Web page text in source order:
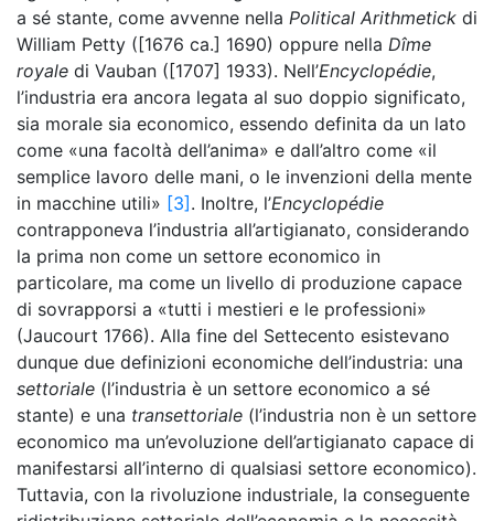
a sé stante, come avvenne nella Political Arithmetick di
William Petty ([1676 ca.] 1690) oppure nella Dîme
royale di Vauban ([1707] 1933). Nell’Encyclopédie,
l’industria era ancora legata al suo doppio significato,
sia morale sia economico, essendo definita da un lato
come «una facoltà dell’anima» e dall’altro come «il
semplice lavoro delle mani, o le invenzioni della mente
in macchine utili» [3] . Inoltre, l’Encyclopédie
contrapponeva l’industria all’artigianato, considerando
la prima non come un settore economico in
particolare, ma come un livello di produzione capace
di sovrapporsi a «tutti i mestieri e le professioni»
(Jaucourt 1766). Alla fine del Settecento esistevano
dunque due definizioni economiche dell’industria: una
settoriale (l’industria è un settore economico a sé
stante) e una transettoriale (l’industria non è un settore
economico ma un’evoluzione dell’artigianato capace di
manifestarsi all’interno di qualsiasi settore economico).
Tuttavia, con la rivoluzione industriale, la conseguente